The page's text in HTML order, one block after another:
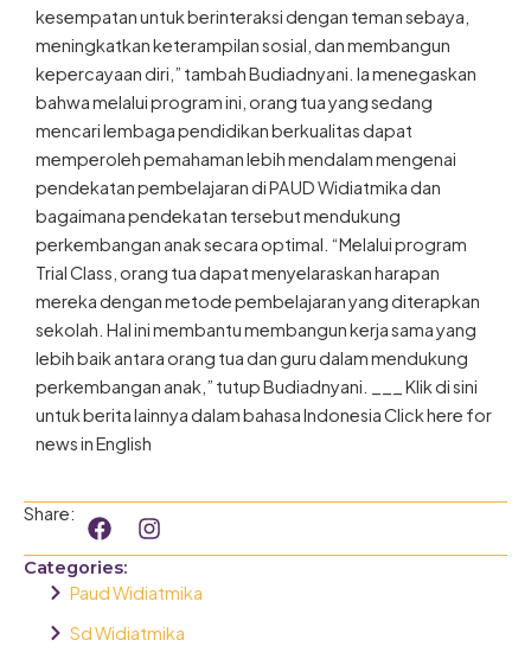
kesempatan untuk berinteraksi dengan teman sebaya,
meningkatkan keterampilan sosial, dan membangun
kepercayaan diri,” tambah Budiadnyani. Ia menegaskan
bahwa melalui program ini, orang tua yang sedang
mencari lembaga pendidikan berkualitas dapat
memperoleh pemahaman lebih mendalam mengenai
pendekatan pembelajaran di PAUD Widiatmika dan
bagaimana pendekatan tersebut mendukung
perkembangan anak secara optimal. “Melalui program
Trial Class, orang tua dapat menyelaraskan harapan
mereka dengan metode pembelajaran yang diterapkan
sekolah. Hal ini membantu membangun kerja sama yang
lebih baik antara orang tua dan guru dalam mendukung
perkembangan anak,” tutup Budiadnyani. ___ Klik di sini
untuk berita lainnya dalam bahasa Indonesia Click here for
news in English
Share:
F
a
c
e
b
o
I
n
s
t
a
g
Categories:
Paud Widiatmika
Sd Widiatmika